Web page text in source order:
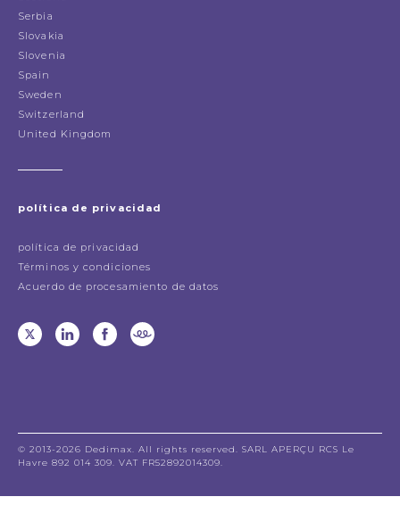
Serbia
Slovakia
Slovenia
Spain
Sweden
Switzerland
United Kingdom
política de privacidad
política de privacidad
Términos y condiciones
Acuerdo de procesamiento de datos
© 2013-2026 Dedimax. All rights reserved. SARL APERÇU RCS Le
Havre 892 014 309. VAT FR52892014309.